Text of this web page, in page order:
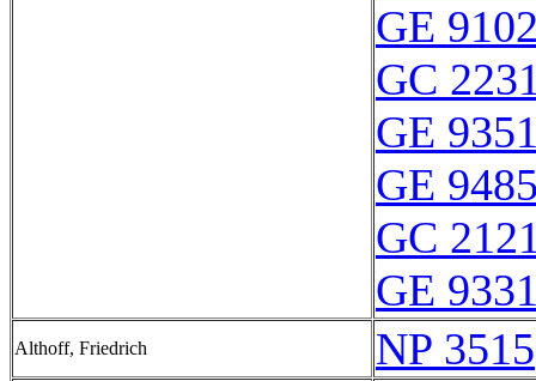
GE
GC
GE
GE
GC
GE
Althoff, Friedrich NP 3515